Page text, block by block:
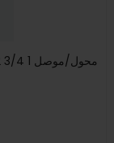
3 أحجام لغلاف خيط خشن لخزان IBC S60X6 1/2 3/4 1 محول/موصل